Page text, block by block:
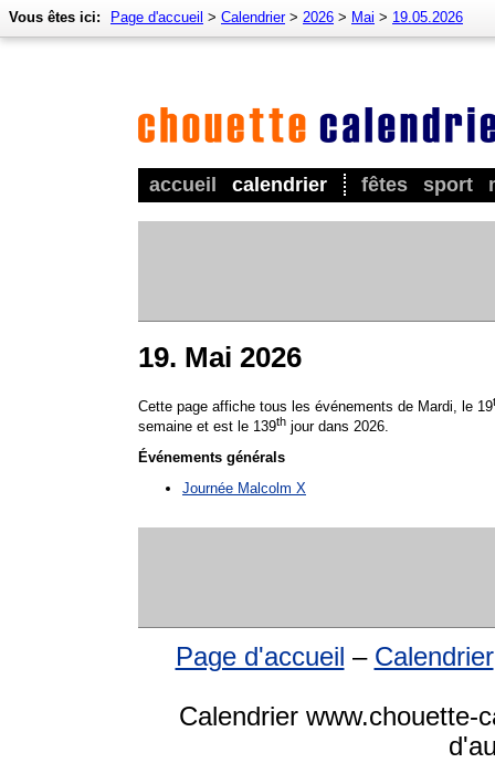
accueil calendrier fêtes sport
Vous êtes ici: Page d'accueil > Calendrier> 2026 > Mai > 19.05.2026
19. Mai 2026
Cette page affiche tous les événements de Mardi, le 19
semaine et est le 139th jour dans 2026.
Événements générals
Journée Malcolm X
Page d'accueil – Calendrier
Calendrier www.chouette-